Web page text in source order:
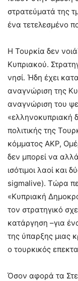
στρατεύματά της
ένα τετελεσμένο
Η Τουρκία δεν
Κυπριακού.
νησί. Ήδη έχει
αναγνώριση της
αναγνώριση του
«ελληνοκυπριακή
πολιτικής της
κόμματος ΑΚΡ,
δεν μπορεί να
ισότιμοι λαοί και
sigmalive). Τώρα
«Κυπριακή
τον στρατηγικό
κατάργηση –για
της ύπαρξης μιας
ο τουρκικός
Όσον αφορά τα